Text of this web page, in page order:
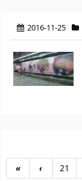
2016-11-25
« ‹ 21